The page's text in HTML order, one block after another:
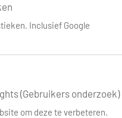
in de
Inclusief Google
(Gebruikers onderzoek)
om deze te verbeteren.